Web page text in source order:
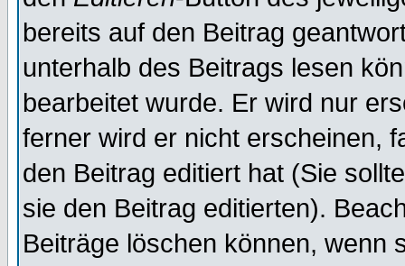
bereits auf den Beitrag
unterhalb des Beitrags lesen
bearbeitet wurde. Er wird nur
ferner wird er nicht erscheinen,
den Beitrag editiert hat (Sie
sie den Beitrag editierten).
Beiträge löschen können, wenn